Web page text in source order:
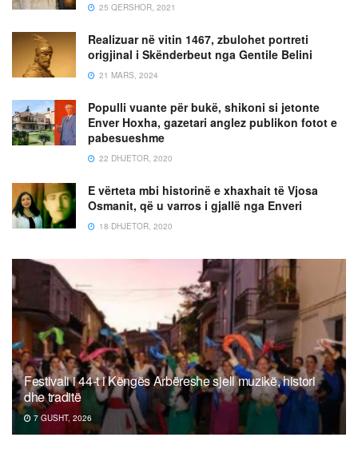
25 QERSHOR, 2021
Realizuar në vitin 1467, zbulohet portreti
origjinal i Skënderbeut nga Gentile Belini
21 MARS, 2024
Populli vuante për bukë, shikoni si jetonte
Enver Hoxha, gazetari anglez publikon fotot e
pabesueshme
22 DHJETOR, 2020
E vërteta mbi historinë e xhaxhait të Vjosa
Osmanit, që u varros i gjallë nga Enveri
18 DHJETOR, 2020
Festivali i 44-t i Këngës Arbëreshe sjell muzikë, histori
dhe traditë
7 GUSHT, 2026